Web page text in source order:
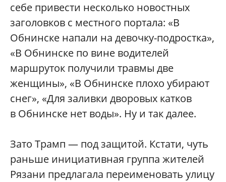
себе привести несколько новостных
заголовков с местного портала: «В
Обнинске напали на девочку-подростка»,
«В Обнинске по вине водителей
маршруток получили травмы две
женщины», «В Обнинске плохо убирают
снег», «Для заливки дворовых катков
в Обнинске нет воды». Ну и так далее.
Зато Трамп — под защитой. Кстати, чуть
раньше инициативная группа жителей
Рязани предлагала переименовать улицу